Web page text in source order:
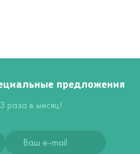
предложения
раза в месяц!